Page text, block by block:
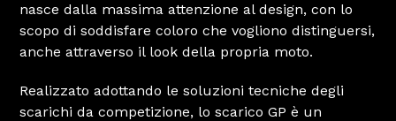
nasce dalla massima attenzione al design, con lo
scopo di soddisfare coloro che vogliono distinguersi,
anche attraverso il look della propria moto.
Realizzato adottando le soluzioni tecniche degli
scarichi da competizione, lo scarico GP è un